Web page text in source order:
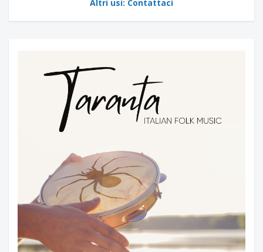
Altri usi: Contattaci